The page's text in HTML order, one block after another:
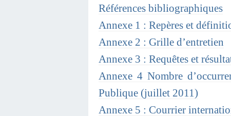
Références bibliographiques
Annexe 1 : Repères et
Annexe 2 : Grille d’entretien
Annexe 3 : Requêtes et
Annexe 4 Nombre
Publique (juillet 2011)
Annexe 5 : Courrier